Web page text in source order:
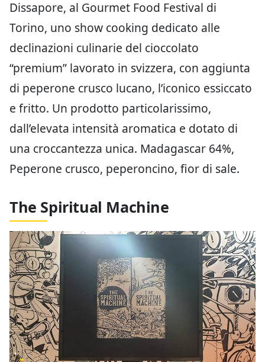
Dissapore, al Gourmet Food Festival di
Torino, uno show cooking dedicato alle
declinazioni culinarie del cioccolato
“premium” lavorato in svizzera, con aggiunta
di peperone crusco lucano, l’iconico essiccato
e fritto. Un prodotto particolarissimo,
dall’elevata intensità aromatica e dotato di
una croccantezza unica. Madagascar 64%,
Peperone crusco, peperoncino, fior di sale.
The Spiritual Machine